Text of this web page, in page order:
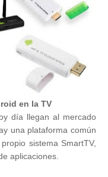
en la TV
día llegan al mercado
una plataforma común
sistema SmartTV,
aplicaciones.